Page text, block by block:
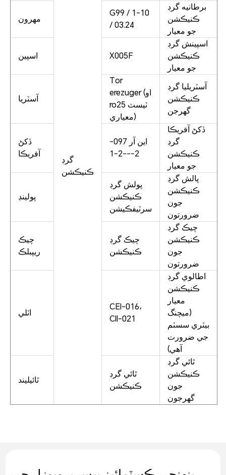
گرڊ
ڪنيڪشن
مهرون
G99 / 1-10
/ 03.24
برطانيه گرڊ
ڪنيڪشن
جو معيار
اسپين X005F
اسپينش گرڊ
ڪنيڪشن
جو معيار
آسٽريا
Tor
erezuger (او
ro25 ٽيسٽ
معياري)
آسٽريليا گرڊ
ڪنيڪشن
گهرجن
ڏکڻ
آفريڪا
اين آر 097-
2---2-1
ڏکڻ آفريڪا
گرڊ
ڪنيڪشن
جو معيار
پولينڊ
پولش گرڊ
ڪنيڪشن
سرٽيفڪيشن
پالش گرڊ
ڪنيڪشن
جون
ضرورتون
چيڪ
ريپبلڪ
چيڪ گرڊ
ڪنيڪشن
چيڪ گرڊ
ڪنيڪشن
جون
ضرورتون
اٽلي
CEI-016،
CII-021
اطالوي گرڊ
ڪنيڪشن
معيار
(ميچنگ
بيٽري سسٽم
جي ضرورت
آهي)
ٿائيليند
ٿائي گرڊ
ڪنيڪشن
ٿائي گرڊ
ڪنيڪشن
جون
گهرجون